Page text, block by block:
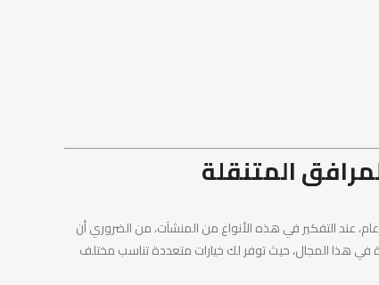
المتنقلة
عند التفكير في هذه الأنواع من المنشآت، من الضروري أن
في هذا المجال، حيث توفر لك خيارات متعددة تناسب مختلف